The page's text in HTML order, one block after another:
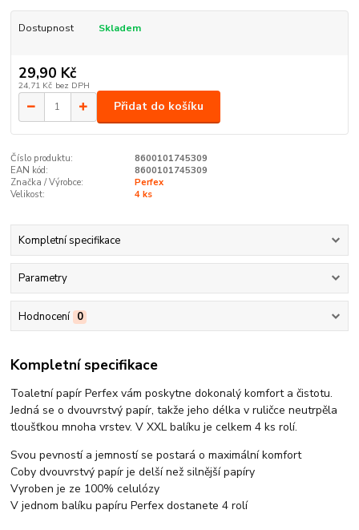
Dostupnost Skladem
29,90 Kč
24,71 Kč bez DPH
Přidat do košíku
Číslo produktu:
8600101745309
EAN kód:
8600101745309
Značka / Výrobce:
Perfex
Velikost:
4 ks
Kompletní specifikace
Parametry
Hodnocení 0
Kompletní specifikace
Toaletní papír Perfex vám poskytne dokonalý komfort a čistotu.
Jedná se o dvouvrstvý papír, takže jeho délka v ruličce neutrpěla
tloušťkou mnoha vrstev. V XXL balíku je celkem 4 ks rolí.
Svou pevností a jemností se postará o maximální komfort
Coby dvouvrstvý papír je delší než silnější papíry
Vyroben je ze 100% celulózy
V jednom balíku papíru Perfex dostanete 4 rolí